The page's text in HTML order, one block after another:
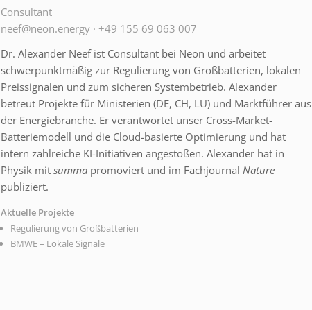
Consultant
neef@neon.energy· +49 155 69 063 007
Dr. Alexander Neef ist Consultant bei Neon und arbeitet
schwerpunktmäßig zur Regulierung von Großbatterien, lokalen
Preissignalen und zum sicheren Systembetrieb. Alexander
betreut Projekte für Ministerien (DE, CH, LU) und Marktführer aus
der Energiebranche. Er verantwortet unser Cross-Market-
Batteriemodell und die Cloud-basierte Optimierung und hat
intern zahlreiche KI-Initiativen angestoßen. Alexander hat in
Physik mit summapromoviert und im Fachjournal Nature
publiziert.
Aktuelle Projekte
Regulierung von Großbatterien
BMWE – Lokale Signale